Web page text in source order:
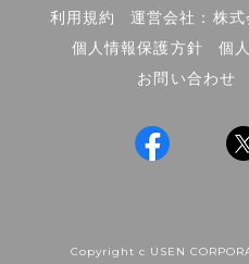
北海道
開業・経営に関する記事
編集ポリシー
業態別の開業方法
UIターン開業特集
内装・設備
食材・仕入れ
ログイン
飲食店サクセスガイド（外部
利用規約 運営会社：株式
個人情報保護方針
個
お問い合わせ
Copyright c USEN